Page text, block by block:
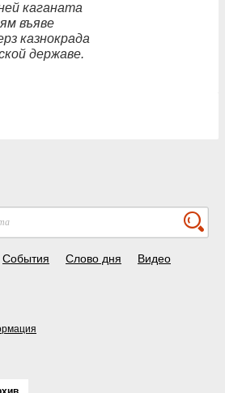
каганата
въяве
казнокрада
державе.
События Слово дня Видео